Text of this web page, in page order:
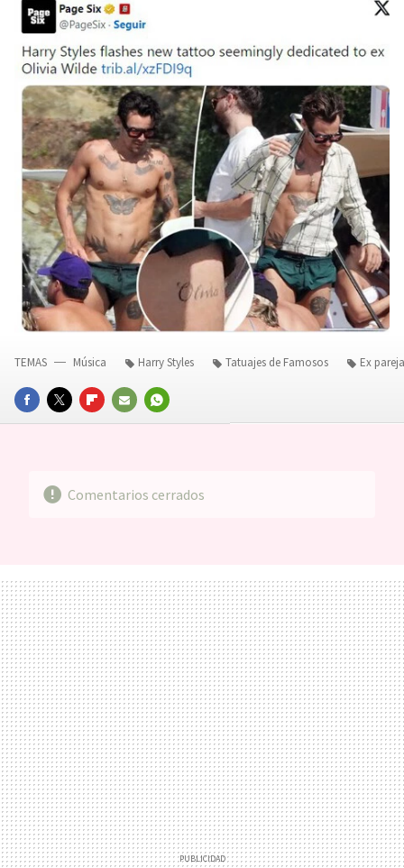
FACEBOOKTWITTERFLIPBOARD
E-
WHATSAPP
TEMAS Música Harry Styles Tatuajes de Famosos Ex
Comentarios cerrados